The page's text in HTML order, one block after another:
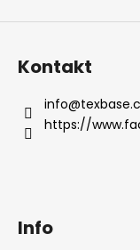
Kontakt
info@
https://
Info